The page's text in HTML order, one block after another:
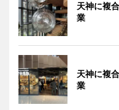
天神に複
業
天神に複
業